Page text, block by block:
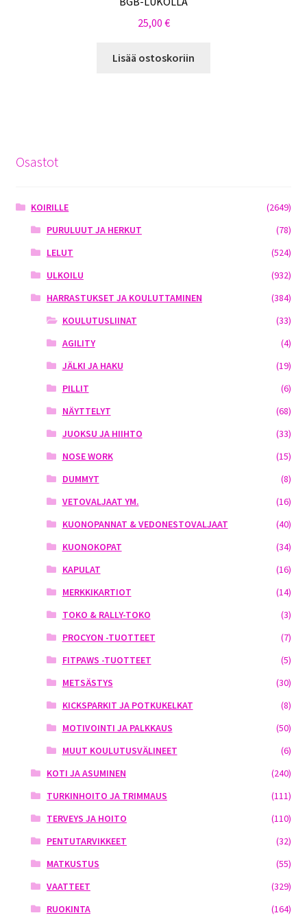
25,00 €
Lisää ostoskoriin
Osastot
KOIRILLE
(2649)
PURULUUT JA HERKUT
(78)
LELUT
(524)
ULKOILU
(932)
HARRASTUKSET JA KOULUTTAMINEN
(384)
KOULUTUSLIINAT
(33)
AGILITY
(4)
JÄLKI JA HAKU
(19)
PILLIT
(6)
NÄYTTELYT
(68)
JUOKSU JA HIIHTO
(33)
NOSE WORK
(15)
DUMMYT
(8)
VETOVALJAAT YM.
(16)
KUONOPANNAT & VEDONESTOVALJAAT
(40)
KUONOKOPAT
(34)
KAPULAT
(16)
MERKKIKARTIOT
(14)
TOKO & RALLY-TOKO
(3)
PROCYON -TUOTTEET
(7)
FITPAWS -TUOTTEET
(5)
METSÄSTYS
(30)
KICKSPARKIT JA POTKUKELKAT
(8)
MOTIVOINTI JA PALKKAUS
(50)
MUUT KOULUTUSVÄLINEET
(6)
KOTI JA ASUMINEN
(240)
TURKINHOITO JA TRIMMAUS
(111)
TERVEYS JA HOITO
(110)
PENTUTARVIKKEET
(32)
MATKUSTUS
(55)
VAATTEET
(329)
RUOKINTA
(164)